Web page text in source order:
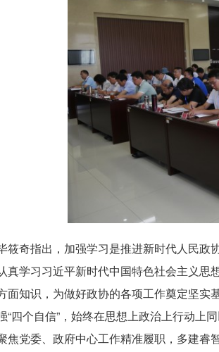
筱奇指出，加强学习是推进新时代人民政
真学习习近平新时代中国特色社会主义
面知识，为做好政协的各项工作奠定坚实
“四个自信”，始终在思想上政治上行动上
焦党委、政府中心工作精准履职，多建睿